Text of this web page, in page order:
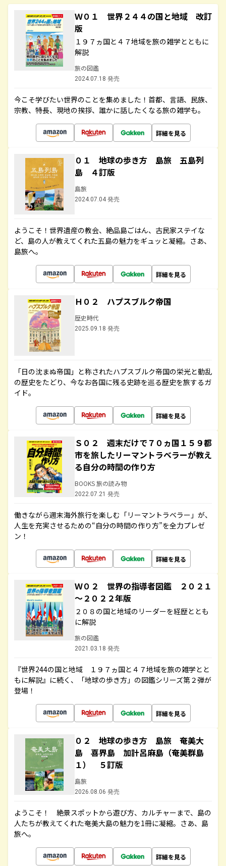
Ｗ０１ 世界２４４の国と地域 改訂
版
１９７ヵ国と４７地域を旅の雑学とともに
解説
旅の図鑑
2024.07.18 発売
今こそ学びたい世界のことを集めました！首都、言語、民族、
宗教、特長、現地の挨拶、誰かに話したくなる旅の雑学も。
詳細を見る
０１ 地球の歩き方 島旅 五島列
島 ４訂版
島旅
2024.07.04 発売
ようこそ！世界遺産の教会、絶品島ごはん、古民家ステイな
ど、島の人が教えてくれた五島の魅力をギュッと凝縮。さあ、
島旅へ。
詳細を見る
Ｈ０２ ハプスブルク帝国
歴史時代
2025.09.18 発売
「日の沈まぬ帝国」と称されたハプスブルク帝国の栄光と動乱
の歴史をたどり、今なお各国に残る史跡を巡る歴史を旅するガ
イド。
詳細を見る
Ｓ０２ 週末だけで７０ヵ国１５９都
市を旅したリーマントラベラーが教え
る自分の時間の作り方
BOOKS 旅の読み物
2022.07.21 発売
働きながら週末海外旅行を楽しむ「リーマントラベラー」が、
人生を充実させるための“自分の時間の作り方”を全力プレゼ
ン！
詳細を見る
Ｗ０２ 世界の指導者図鑑 ２０２１
～２０２２年版
２０８の国と地域のリーダーを経歴ととも
に解説
旅の図鑑
2021.03.18 発売
『世界244の国と地域 １９７ヵ国と４７地域を旅の雑学とと
もに解説』に続く、「地球の歩き方」の図鑑シリーズ第２弾が
登場！
詳細を見る
０２ 地球の歩き方 島旅 奄美大
島 喜界島 加計呂麻島（奄美群島
１） ５訂版
島旅
2026.08.06 発売
ようこそ！ 絶景スポットから遊び方、カルチャーまで、島の
人たちが教えてくれた奄美大島の魅力を1冊に凝縮。さあ、島
旅へ。
詳細を見る